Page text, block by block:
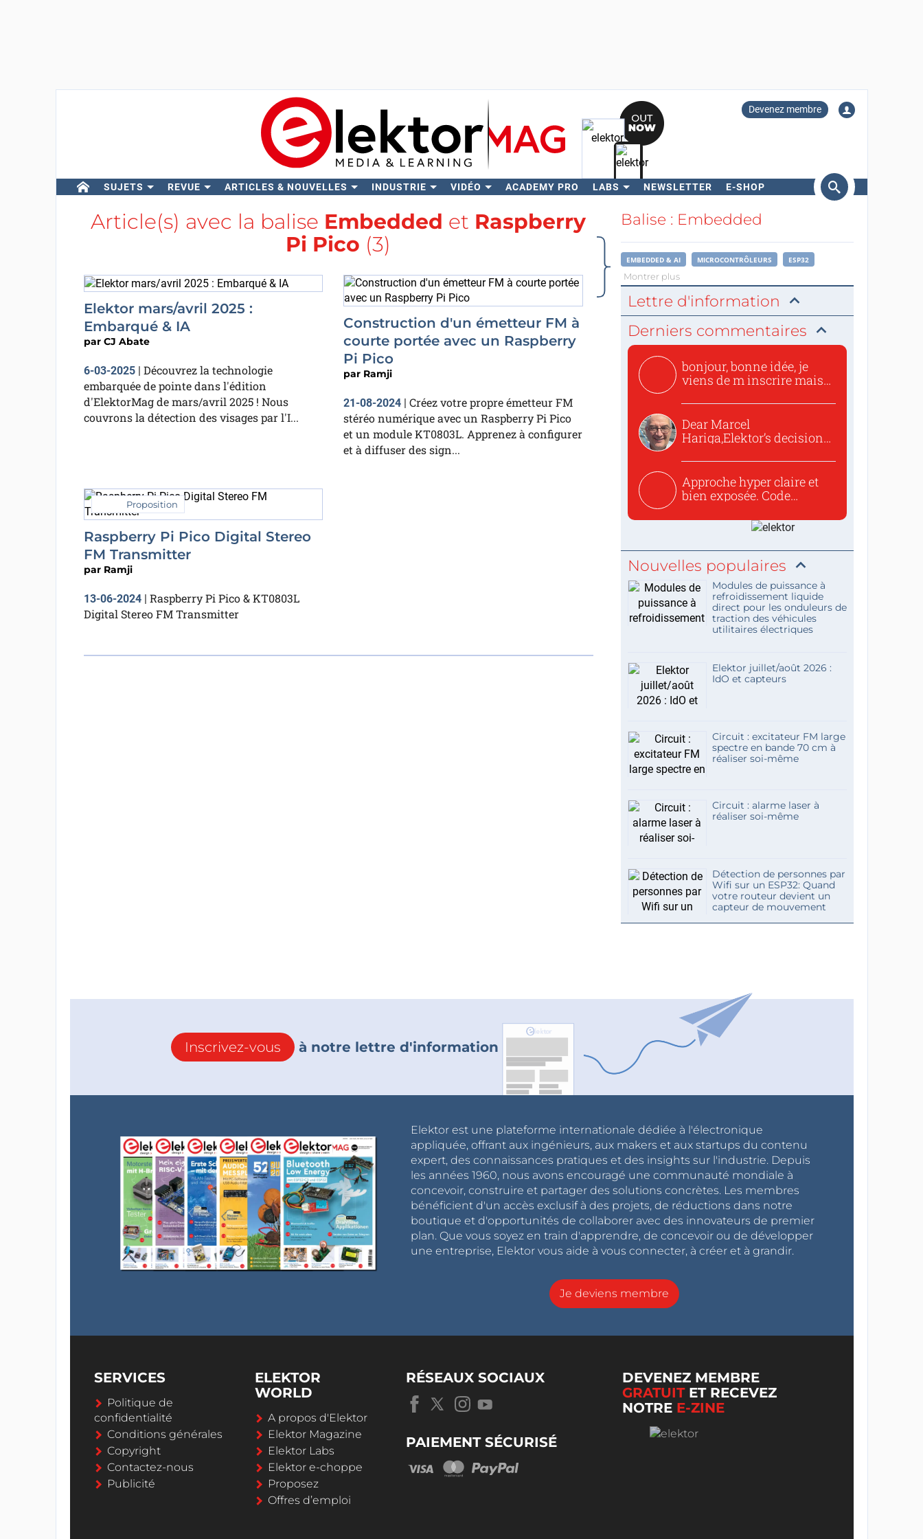
Devenez membre
SUJETS REVUE ARTICLES & NOUVELLES INDUSTRIE VIDÉO ACADEMY PRO LABS NEWSLETTER E-SHOP
Rechercher
Article(s) avec la balise Embedded et Raspberry
Pi Pico (3)
Elektor mars/avril 2025 :
Embarqué & IA
par CJ Abate
6-03-2025| Découvrez la technologie
embarquée de pointe dans l'édition
d'ElektorMag de mars/avril 2025 ! Nous
couvrons la détection des visages par l'I...
Construction d'un émetteur FM à
courte portée avec un Raspberry
Pi Pico
par Ramji
21-08-2024 | Créez votre propre émetteur FM
stéréo numérique avec un Raspberry Pi Pico
et un module KT0803L. Apprenez à configurer
et à diffuser des sign...
Proposition
Raspberry Pi Pico Digital Stereo
FM Transmitter
par Ramji
13-06-2024| Raspberry Pi Pico & KT0803L
Digital Stereo FM Transmitter
Balise : Embedded
EMBEDDED & AI MICROCONTRÔLEURS ESP32
Montrer plus
Lettre d'information
Derniers commentaires
bonjour, bonne idée, je
viens de m inscrire mais
Dear Marcel
Hariga,Elektor’s decision
Approche hyper claire et
bien exposée. Code
Nouvelles populaires
Modules de puissance à
refroidissement liquide
direct pour les onduleurs de
traction des véhicules
utilitaires électriques
Elektor juillet/août 2026 :
IdO et capteurs
Circuit : excitateur FM large
spectre en bande 70 cm à
réaliser soi-même
Circuit : alarme laser à
réaliser soi-même
Détection de personnes par
Wifi sur un ESP32: Quand
votre routeur devient un
capteur de mouvement
Inscrivez-vous à notre lettre d'information
Elektor est une plateforme internationale dédiée à l'électronique
appliquée, offrant aux ingénieurs, aux makers et aux startups du contenu
expert, des connaissances pratiques et des insights sur l'industrie. Depuis
les années 1960, nous avons encouragé une communauté mondiale à
concevoir, construire et partager des solutions concrètes. Les membres
bénéficient d'un accès exclusif à des projets, de réductions dans notre
boutique et d'opportunités de collaborer avec des innovateurs de premier
plan. Que vous soyez en train d'apprendre, de concevoir ou de développer
une entreprise, Elektor vous aide à vous connecter, à créer et à grandir.
Je deviens membre
SERVICES
Politique de
confidentialité
Conditions générales
Copyright
Contactez-nous
Publicité
ELEKTOR
WORLD
A propos d'Elektor
Elektor Magazine
Elektor Labs
Elektor e-choppe
Proposez
Offres d’emploi
RÉSEAUX SOCIAUX
PAIEMENT SÉCURISÉ
DEVENEZ MEMBRE
GRATUITET RECEVEZ
NOTRE E-ZINE